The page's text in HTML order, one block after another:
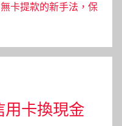
卡提款的新手法，保
用卡換現金